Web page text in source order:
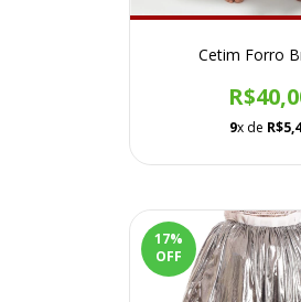
Cetim Forro
9x de
17%
OFF